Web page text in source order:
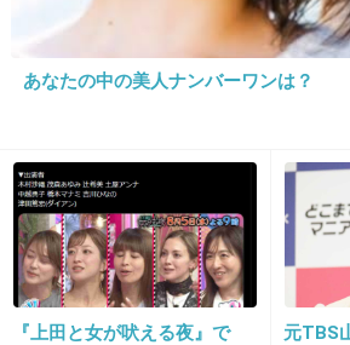
+102
息子、高3ですがいまだに私が切って
癖っ毛なので素人でも何とか(^◇^;)
あなたの中の美人ナンバーワンは？
『上田と女が吠える夜』で
元TBS